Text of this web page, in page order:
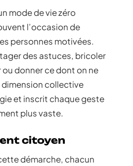
mode de vie zéro
l’occasion de
personnes motivées.
des astuces, bricoler
donner ce dont on ne
dimension collective
et inscrit chaque geste
plus vaste.
citoyen
démarche, chacun